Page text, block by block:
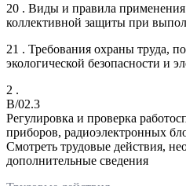
20 . Виды и правила
коллективной защиты при
21 . Требования охраны труда,
экологической безопасности и
2 .
B/02.3
Регулировка и проверка
приборов, радиоэлектронных
Смотреть трудовые действия,
дополнительные сведения